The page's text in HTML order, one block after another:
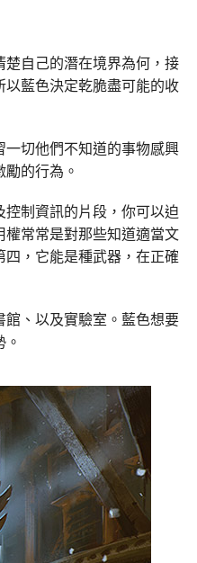
自己的潛在境界為何，接
藍色決定乾脆盡可能的收
切他們不知道的事物感興
的行為。
制資訊的片段，你可以迫
常常是對那些知道適當文
，它能是種武器，在正確
、以及實驗室。藍色想要